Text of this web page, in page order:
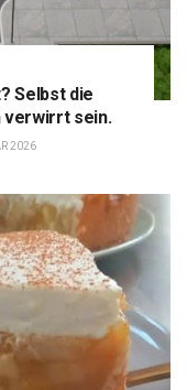
Selbst die
verwirrt sein.
2026